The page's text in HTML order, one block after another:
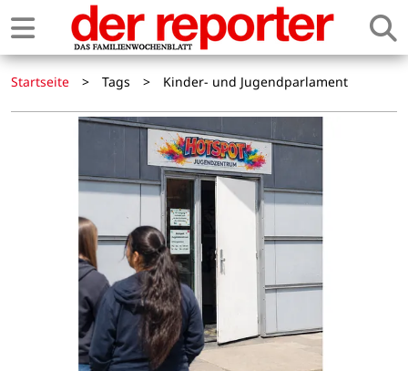
Startseite > Tags > Kinder- und Jugendparlament